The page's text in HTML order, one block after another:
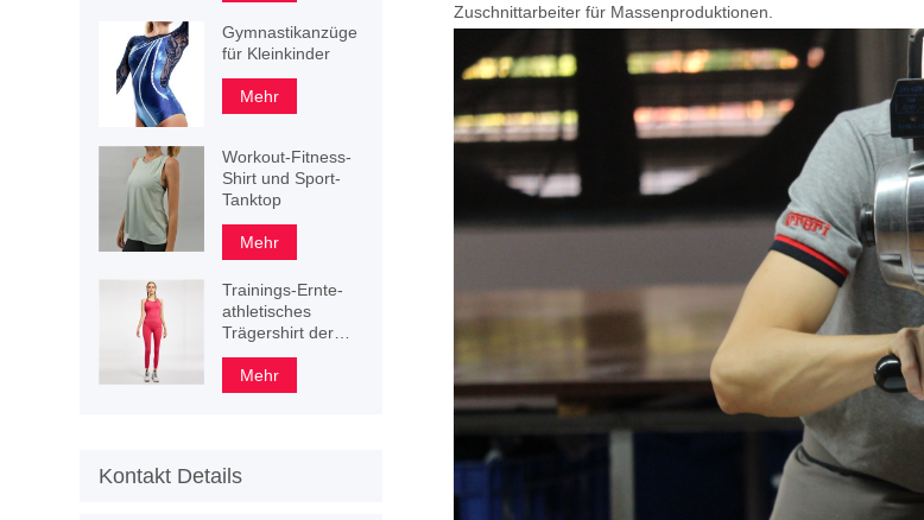
Zuschnittarbeiter für Massenproduktionen.
Gymnastikanzüge
für Kleinkinder
Mehr
Workout-Fitness-
Shirt und Sport-
Tanktop
Mehr
Trainings-Ernte-
athletisches
Trägershirt der
benutzerdefinierten
Frauen
Mehr
Kontakt Details